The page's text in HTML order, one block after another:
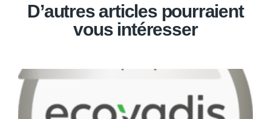
D’autres articles pourraient
vous intéresser